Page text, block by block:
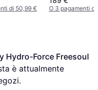
di 50,99 € O 3 pagamenti
Hydro-Force Freesoul
è attualmente